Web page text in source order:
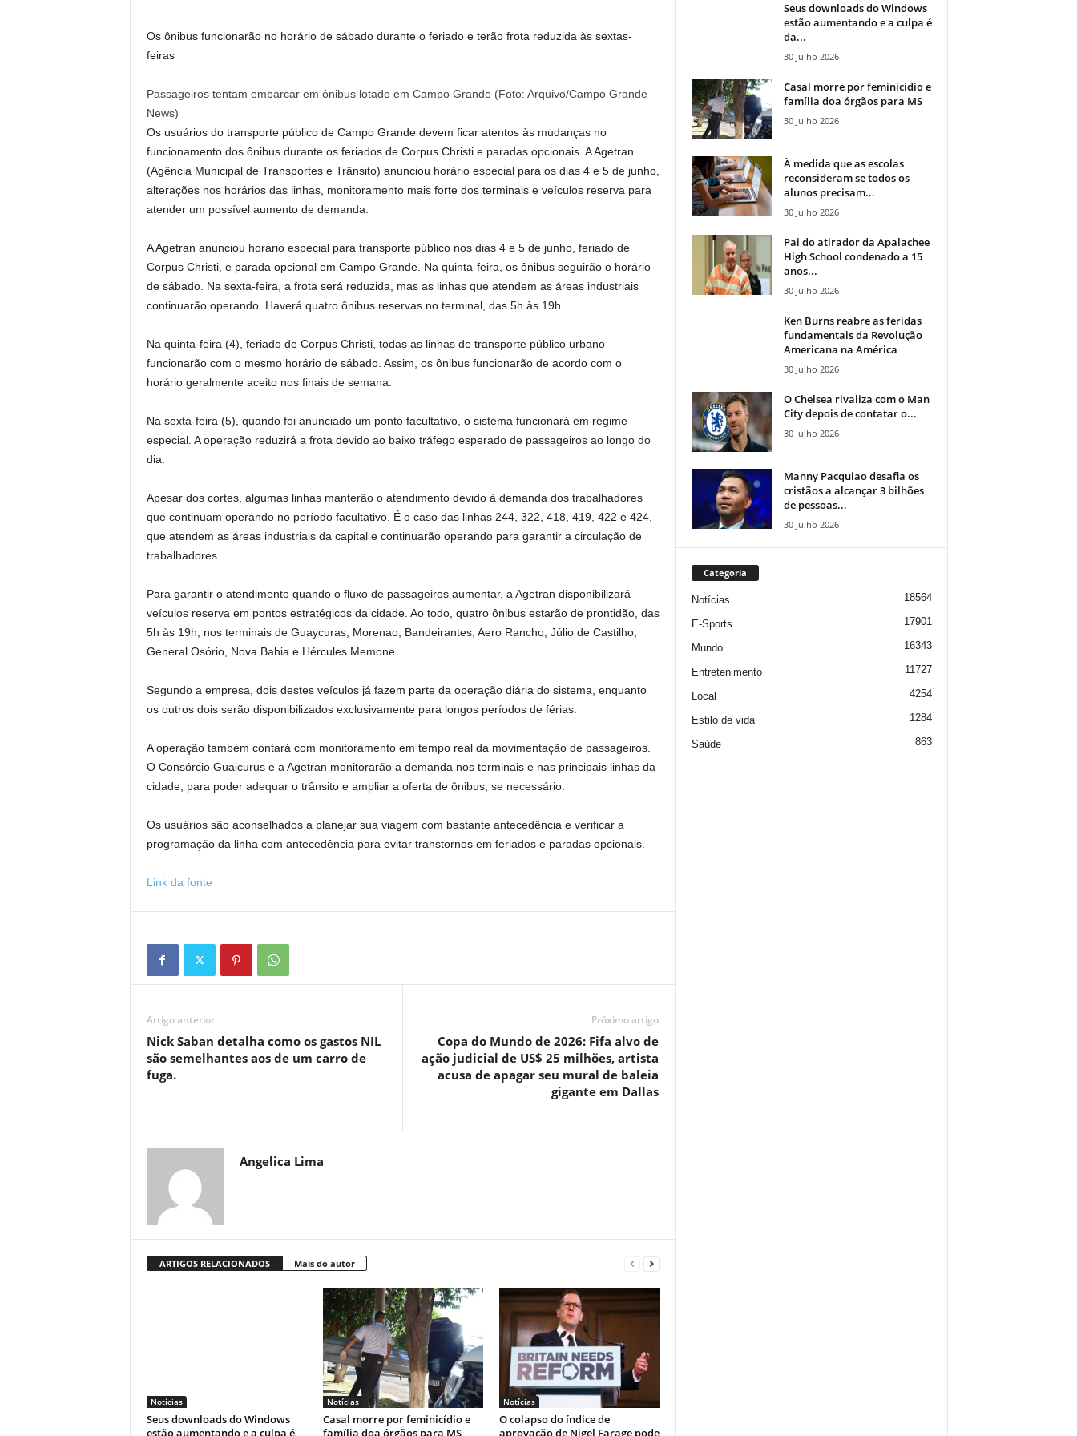
Os ônibus funcionarão no horário de sábado durante o feriado e terão frota reduzida às sextas-
feiras
Passageiros tentam embarcar em ônibus lotado em Campo Grande (Foto: Arquivo/Campo Grande
News)
Os usuários do transporte público de Campo Grande devem ficar atentos às mudanças no
funcionamento dos ônibus durante os feriados de Corpus Christi e paradas opcionais. A Agetran
(Agência Municipal de Transportes e Trânsito) anunciou horário especial para os dias 4 e 5 de junho,
alterações nos horários das linhas, monitoramento mais forte dos terminais e veículos reserva para
atender um possível aumento de demanda.
A Agetran anunciou horário especial para transporte público nos dias 4 e 5 de junho, feriado de
Corpus Christi, e parada opcional em Campo Grande. Na quinta-feira, os ônibus seguirão o horário
de sábado. Na sexta-feira, a frota será reduzida, mas as linhas que atendem as áreas industriais
continuarão operando. Haverá quatro ônibus reservas no terminal, das 5h às 19h.
Na quinta-feira (4), feriado de Corpus Christi, todas as linhas de transporte público urbano
funcionarão com o mesmo horário de sábado. Assim, os ônibus funcionarão de acordo com o
horário geralmente aceito nos finais de semana.
Na sexta-feira (5), quando foi anunciado um ponto facultativo, o sistema funcionará em regime
especial. A operação reduzirá a frota devido ao baixo tráfego esperado de passageiros ao longo do
dia.
Apesar dos cortes, algumas linhas manterão o atendimento devido à demanda dos trabalhadores
que continuam operando no período facultativo. É o caso das linhas 244, 322, 418, 419, 422 e 424,
que atendem as áreas industriais da capital e continuarão operando para garantir a circulação de
trabalhadores.
Para garantir o atendimento quando o fluxo de passageiros aumentar, a Agetran disponibilizará
veículos reserva em pontos estratégicos da cidade. Ao todo, quatro ônibus estarão de prontidão, das
5h às 19h, nos terminais de Guaycuras, Morenao, Bandeirantes, Aero Rancho, Júlio de Castilho,
General Osório, Nova Bahia e Hércules Memone.
Segundo a empresa, dois destes veículos já fazem parte da operação diária do sistema, enquanto
os outros dois serão disponibilizados exclusivamente para longos períodos de férias.
A operação também contará com monitoramento em tempo real da movimentação de passageiros.
O Consórcio Guaicurus e a Agetran monitorarão a demanda nos terminais e nas principais linhas da
cidade, para poder adequar o trânsito e ampliar a oferta de ônibus, se necessário.
Os usuários são aconselhados a planejar sua viagem com bastante antecedência e verificar a
programação da linha com antecedência para evitar transtornos em feriados e paradas opcionais.
Link da fonte
Artigo anterior
Nick Saban detalha como os gastos NIL
são semelhantes aos de um carro de
fuga.
Próximo artigo
Copa do Mundo de 2026: Fifa alvo de
ação judicial de US$ 25 milhões, artista
acusa de apagar seu mural de baleia
gigante em Dallas
Angelica Lima
ARTIGOS RELACIONADOS Mais do autor
Notícias
Seus downloads do Windows
estão aumentando e a culpa é
Notícias
Casal morre por feminicídio e
família doa órgãos para MS
Notícias
O colapso do índice de
aprovação de Nigel Farage pode
Seus downloads do Windows
estão aumentando e a culpa é
da...
30 Julho 2026
Casal morre por feminicídio e
família doa órgãos para MS
30 Julho 2026
À medida que as escolas
reconsideram se todos os
alunos precisam...
30 Julho 2026
Pai do atirador da Apalachee
High School condenado a 15
anos...
30 Julho 2026
Ken Burns reabre as feridas
fundamentais da Revolução
Americana na América
30 Julho 2026
O Chelsea rivaliza com o Man
City depois de contatar o...
30 Julho 2026
Manny Pacquiao desafia os
cristãos a alcançar 3 bilhões
de pessoas...
30 Julho 2026
Categoria
Notícias 18564
E-Sports 17901
Mundo 16343
Entretenimento 11727
Local 4254
Estilo de vida 1284
Saúde 863